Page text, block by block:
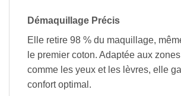
Démaquillage Précis
Elle retire 98 % du maquillage,
le premier coton. Adaptée aux
comme les yeux et les lèvres, elle
confort optimal.